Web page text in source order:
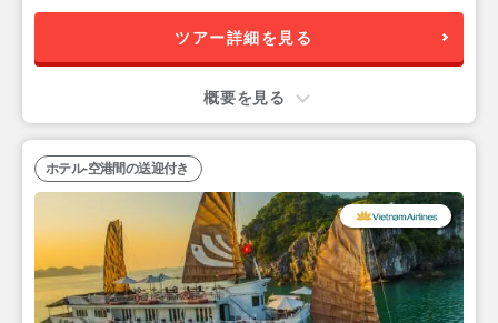
ツアー詳細を見る
概要を見る
ホテル-空港間の送迎付き